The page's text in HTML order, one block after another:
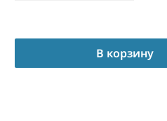
В корзину